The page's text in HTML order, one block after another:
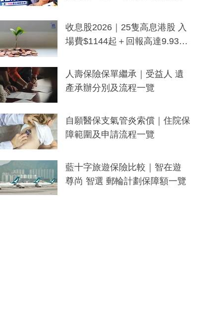
一度被誤當詐騙手段
收息股2026｜25隻高息港股 入
場費$1144起＋回報高達9.93
人壽保險保單繼承｜受益人 遺
產承辦分別及流程一覽
自願醫保支氣管炎索償｜住院保
障範圍及申請流程一覽
藍十字旅遊保險比較｜智在遊
尊尚 智選 郵輪計劃保障額一覽